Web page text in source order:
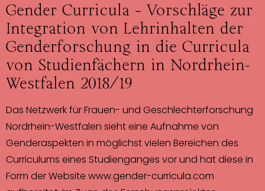
Gender Curricula – Vorschläge zur
Integration von Lehrinhalten der
Genderforschung in die Curricula
von Studienfächern in Nordrhein-
Westfalen 2018/19
Das Netzwerk für Frauen- und Geschlechterforschung
Nordrhein-Westfalen sieht eine Aufnahme von
Genderaspekten in möglichst vielen Bereichen des
Curriculums eines Studienganges vor und hat diese in
Form der Website www.gender-curricula.com